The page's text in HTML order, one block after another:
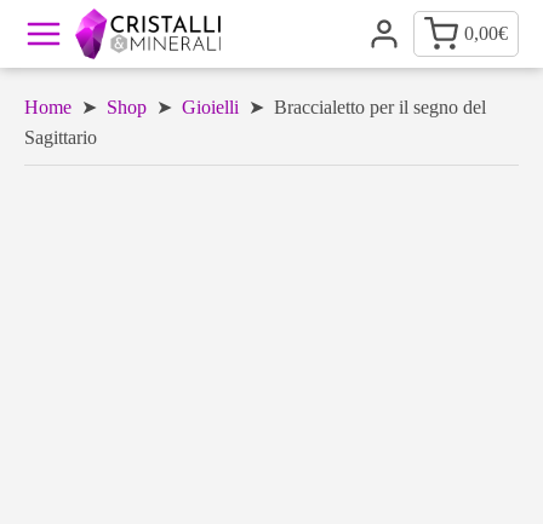
0,00€
Home ➤ Shop ➤ Gioielli ➤ Braccialetto per il segno del
Sagittario